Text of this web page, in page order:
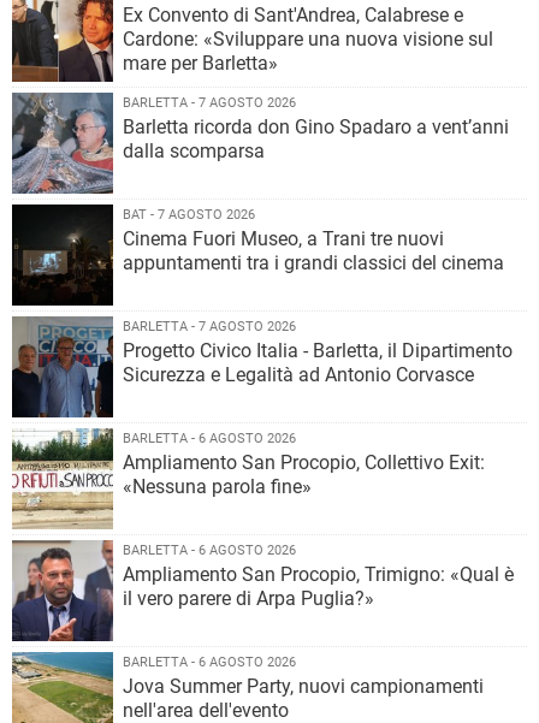
Ex Convento di Sant'Andrea, Calabrese e
Cardone: «Sviluppare una nuova visione sul
mare per Barletta»
BARLETTA - 7 AGOSTO 2026
Barletta ricorda don Gino Spadaro a vent’anni
dalla scomparsa
BAT - 7 AGOSTO 2026
Cinema Fuori Museo, a Trani tre nuovi
appuntamenti tra i grandi classici del cinema
BARLETTA - 7 AGOSTO 2026
Progetto Civico Italia - Barletta, il Dipartimento
Sicurezza e Legalità ad Antonio Corvasce
BARLETTA - 6 AGOSTO 2026
Ampliamento San Procopio, Collettivo Exit:
«Nessuna parola fine»
BARLETTA - 6 AGOSTO 2026
Ampliamento San Procopio, Trimigno: «Qual è
il vero parere di Arpa Puglia?»
BARLETTA - 6 AGOSTO 2026
Jova Summer Party, nuovi campionamenti
nell'area dell'evento